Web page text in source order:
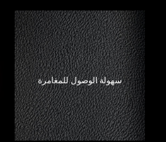
سهولة الوصول للمغامرة